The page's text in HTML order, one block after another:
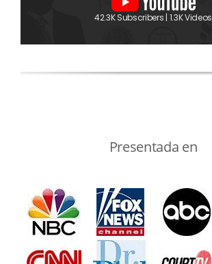
42.3K Subscribers | 1.3K Videos
Presentada en